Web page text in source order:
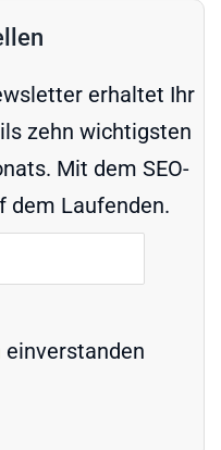
erhaltet Ihr
zehn wichtigsten
Mit dem SEO-
dem Laufenden.
einverstanden